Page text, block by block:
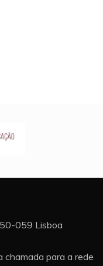
059 Lisboa
para a rede